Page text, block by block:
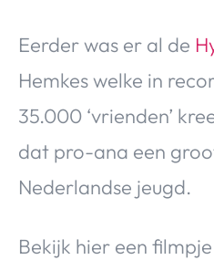
Eerder was er al de
Hemkes welke in
35.000 ‘vrienden’
dat pro-ana een
Nederlandse jeugd.
Bekijk hier een